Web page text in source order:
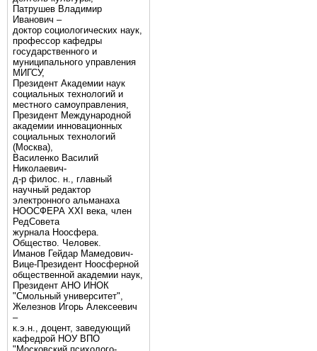
Патрушев Владимир
Иванович –
доктор социологических наук,
профессор кафедры
государственного и
муниципального управления
МИГСУ,
Президент Академии наук
социальных технологий и
местного самоуправления,
Президент Международной
академии инновационных
социальных технологий
(Москва),
Василенко Василий
Николаевич-
д-р филос. н., главный
научный редактор
электронного альманаха
НООСФЕРА XXI века, член
РедСовета
журнала Ноосфера.
Общество. Человек.
Иманов Гейдар Мамедович-
Вице-Президент Ноосферной
общественной академии наук,
Президент АНО ИНОК
"Смольный университет",
Железнов Игорь Алексеевич
–
к.э.н., доцент, заведующий
кафедрой НОУ ВПО